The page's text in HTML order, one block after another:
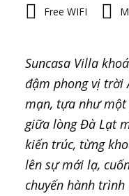
Free WIFI
Suncasa Villa
đậm phong vị trời
mạn, tựa như một
giữa lòng Đà Lạt
kiến trúc, từng
lên sự mới lạ,
chuyến hành